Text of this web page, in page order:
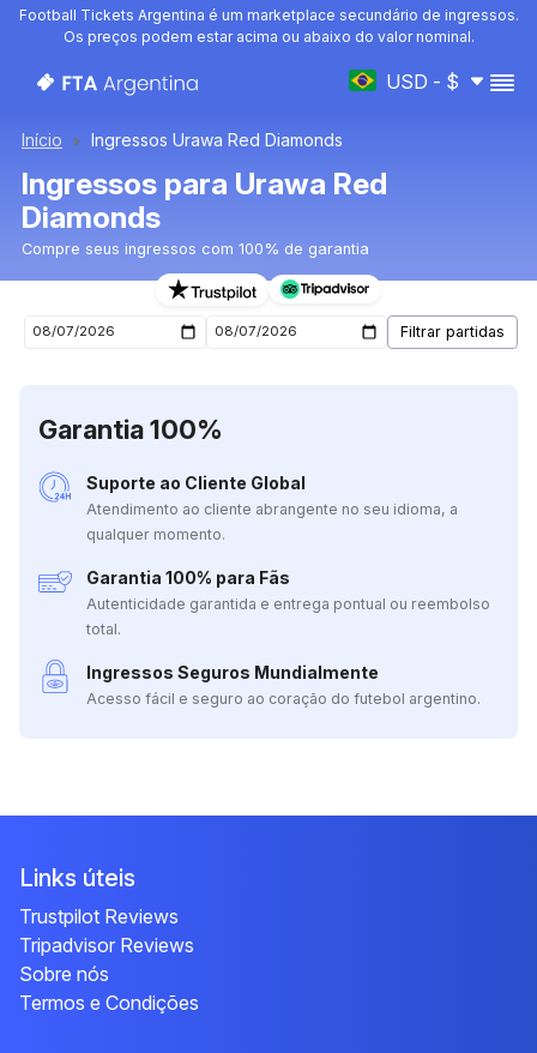
Football Tickets Argentina é um marketplace secundário de ingressos.
Os preços podem estar acima ou abaixo do valor nominal.
USD - $
Início Ingressos Urawa Red Diamonds
Ingressos para Urawa Red
Diamonds
Compre seus ingressos com 100% de garantia
Ingressos para o próximo jogo de Urawa Red Diamonds
Garantia 100%
Suporte ao Cliente Global
Atendimento ao cliente abrangente no seu idioma, a
qualquer momento.
Garantia 100% para Fãs
Autenticidade garantida e entrega pontual ou reembolso
total.
Ingressos Seguros Mundialmente
Acesso fácil e seguro ao coração do futebol argentino.
Links úteis
Trustpilot Reviews
Tripadvisor Reviews
Sobre nós
Termos e Condições